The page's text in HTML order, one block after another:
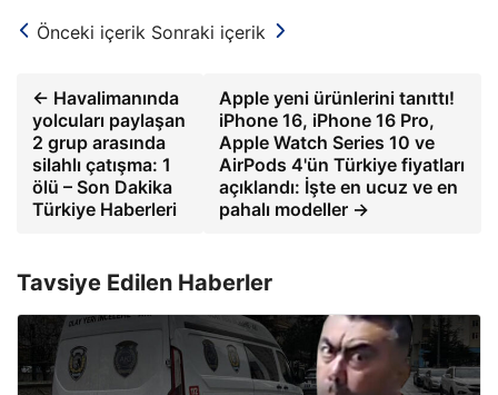
Önceki içerik Sonraki içerik
← Havalimanında
yolcuları paylaşan
2 grup arasında
silahlı çatışma: 1
ölü – Son Dakika
Türkiye Haberleri
Apple yeni ürünlerini tanıttı!
iPhone 16, iPhone 16 Pro,
Apple Watch Series 10 ve
AirPods 4'ün Türkiye fiyatları
açıklandı: İşte en ucuz ve en
pahalı modeller →
Tavsiye Edilen Haberler